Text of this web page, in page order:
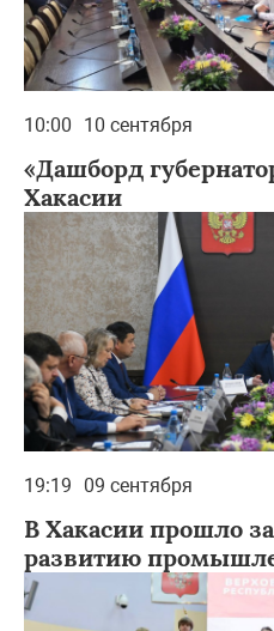
10:00 10 сентября
«Дашборд
Хакасии
19:19 09 сентября
В Хакасии прошло
развитию